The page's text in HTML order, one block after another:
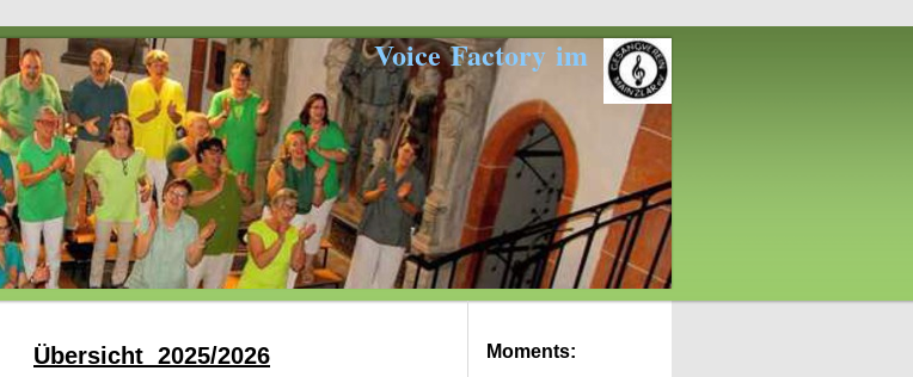
Voice Factory im
Übersicht 2025/2026 Moments: